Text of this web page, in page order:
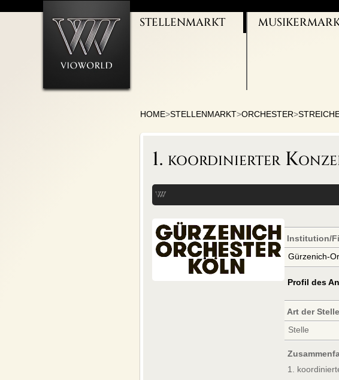
STELLENMARKT
HOME>STELLENMARKT>ORCHESTER>
1. koordinierter
Institution/
Gürzenich-
Profil des
Art der
Stelle
1.